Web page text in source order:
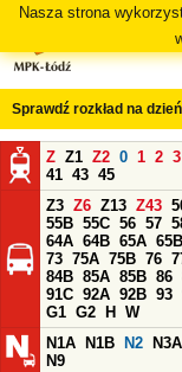
Nasza strona
Sprawdź rozkład na
Z Z1 Z2 0 1 2 3
41 43 45
Z3 Z6 Z13 Z43
55B 55C 56 57
64A 64B 65A 65B
73 75A 75B 76
84B 85A 85B 86
91C 92A 92B 93
G1 G2 H
W
N1A
N1B N2 N3A
N9